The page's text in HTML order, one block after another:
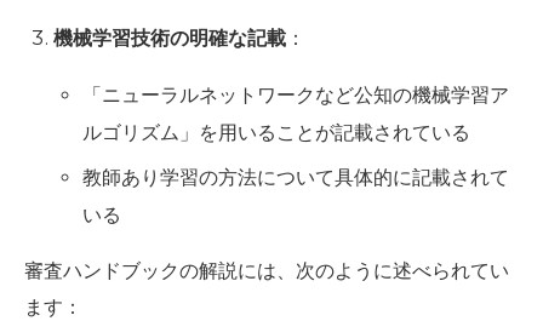
機械学習技術の明確な記載 ：
「ニューラルネットワークなど公知の機械学習ア
ルゴリズム」を用いることが記載されている
教師あり学習の方法について具体的に記載されて
いる
審査ハンドブックの解説には、次のように述べられてい
ます：